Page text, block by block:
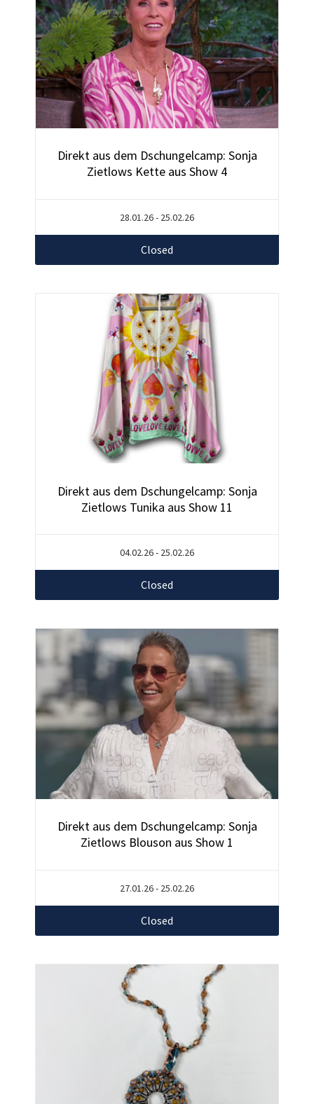
Direkt aus dem Dschungelcamp: Sonja
Zietlows Kette aus Show 4
28.01.26 - 25.02.26
Closed
Direkt aus dem Dschungelcamp: Sonja
Zietlows Tunika aus Show 11
04.02.26 - 25.02.26
Closed
Direkt aus dem Dschungelcamp: Sonja
Zietlows Blouson aus Show 1
27.01.26 - 25.02.26
Closed